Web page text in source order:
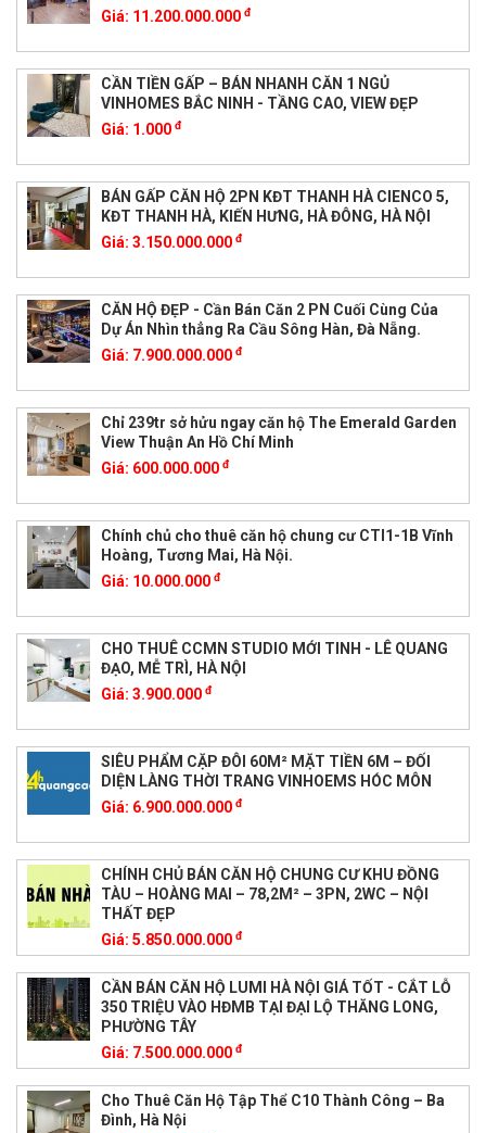
Giá: 11.200.000.000 đ
CẦN TIỀN GẤP – BÁN NHANH CĂN 1 NGỦ
VINHOMES BẮC NINH - TẦNG CAO, VIEW ĐẸP
Giá: 1.000 đ
BÁN GẤP CĂN HỘ 2PN KĐT THANH HÀ CIENCO 5,
KĐT THANH HÀ, KIẾN HƯNG, HÀ ĐÔNG, HÀ NỘI
Giá: 3.150.000.000 đ
CĂN HỘ ĐẸP - Cần Bán Căn 2 PN Cuối Cùng Của
Dự Án Nhìn thẳng Ra Cầu Sông Hàn, Đà Nẵng.
Giá: 7.900.000.000 đ
Chỉ 239tr sở hửu ngay căn hộ The Emerald Garden
View Thuận An Hồ Chí Minh
Giá: 600.000.000 đ
Chính chủ cho thuê căn hộ chung cư CTI1-1B Vĩnh
Hoàng, Tương Mai, Hà Nội.
Giá: 10.000.000 đ
CHO THUÊ CCMN STUDIO MỚI TINH - LÊ QUANG
ĐẠO, MỄ TRÌ, HÀ NỘI
Giá: 3.900.000 đ
SIÊU PHẨM CẶP ĐÔI 60M² MẶT TIỀN 6M – ĐỐI
DIỆN LÀNG THỜI TRANG VINHOEMS HÓC MÔN
Giá: 6.900.000.000 đ
CHÍNH CHỦ BÁN CĂN HỘ CHUNG CƯ KHU ĐỒNG
TÀU – HOÀNG MAI – 78,2M² – 3PN, 2WC – NỘI
THẤT ĐẸP
Giá: 5.850.000.000 đ
CẦN BÁN CĂN HỘ LUMI HÀ NỘI GIÁ TỐT - CẮT LỖ
350 TRIỆU VÀO HĐMB TẠI ĐẠI LỘ THĂNG LONG,
PHƯỜNG TÂY
Giá: 7.500.000.000 đ
Cho Thuê Căn Hộ Tập Thể C10 Thành Công – Ba
Đình, Hà Nội